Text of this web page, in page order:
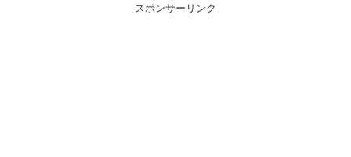
スポンサーリンク